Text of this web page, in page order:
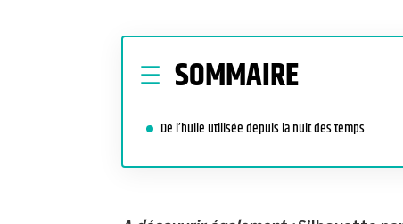
SOMMAIRE
De l’huile utilisée depuis la nuit des temps